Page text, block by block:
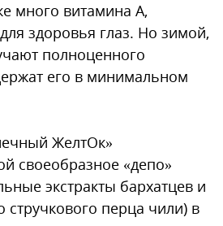
много витамина А,
здоровья глаз. Но зимой,
полноценного
его в минимальном
ЖелтОк»
своеобразное «депо»
экстракты бархатцев и
стручкового перца чили) в